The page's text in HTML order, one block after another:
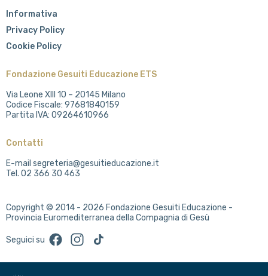
Informativa
Privacy Policy
Cookie Policy
Fondazione Gesuiti Educazione ETS
Via Leone XIII 10 – 20145 Milano
Codice Fiscale: 97681840159
Partita IVA: 09264610966
Contatti
E-mail segreteria@gesuitieducazione.it
Tel. 02 366 30 463
Copyright © 2014 - 2026 Fondazione Gesuiti Educazione -
Provincia Euromediterranea della Compagnia di Gesù
Seguici su FacebookInstagram
TikTok